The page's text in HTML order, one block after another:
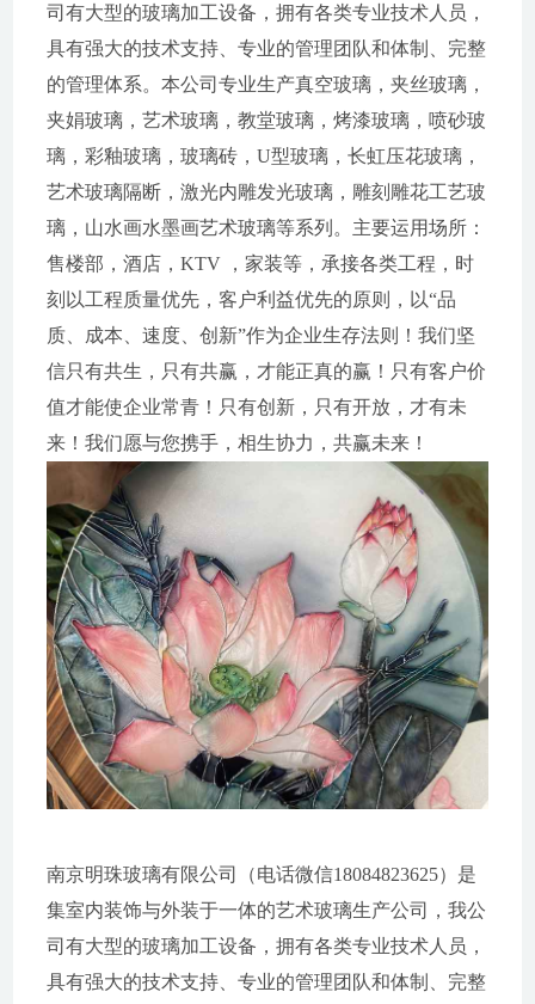
司有大型的玻璃加工设备，拥有各类专业技术人员，
具有强大的技术支持、专业的管理团队和体制、完整
的管理体系。本公司专业生产真空玻璃，夹丝玻璃，
夹娟玻璃，艺术玻璃，教堂玻璃，烤漆玻璃，喷砂玻
璃，彩釉玻璃，玻璃砖，U型玻璃，长虹压花玻璃，
艺术玻璃隔断，激光内雕发光玻璃，雕刻雕花工艺玻
璃，山水画水墨画艺术玻璃等系列。主要运用场所：
售楼部，酒店，KTV ，家装等，承接各类工程，时
刻以工程质量优先，客户利益优先的原则，以“品
质、成本、速度、创新”作为企业生存法则！我们坚
信只有共生，只有共赢，才能正真的赢！只有客户价
值才能使企业常青！只有创新，只有开放，才有未
来！我们愿与您携手，相生协力，共赢未来！
南京明珠玻璃有限公司（电话微信18084823625）是
集室内装饰与外装于一体的艺术玻璃生产公司，我公
司有大型的玻璃加工设备，拥有各类专业技术人员，
具有强大的技术支持、专业的管理团队和体制、完整